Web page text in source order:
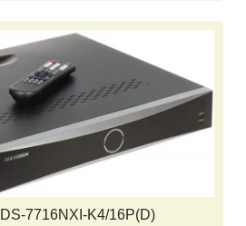
7716NXI-K4/16P(D)